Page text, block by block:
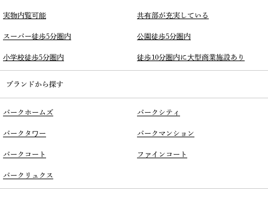
実物内覧可能 共有部が充実している
スーパー徒歩5分圏内 公園徒歩5分圏内
小学校徒歩5分圏内 徒歩10分圏内に大型商業施設あり
ブランドから探す
パークホームズ パークシティ
パークタワー パークマンション
パークコート ファインコート
パークリュクス